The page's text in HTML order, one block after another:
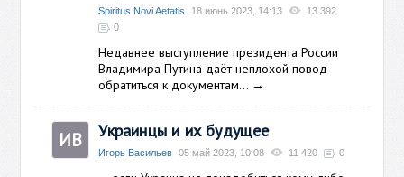
Spiritus Novi Aetatis 18 июнь 2023, 14:13
13 392
0
Недавнее выступление президента России
Владимира Путина даёт неплохой повод
обратиться к документам... →
ИВ Украинцы и их будущее
Игорь Васильев 05 май 2023, 10:08 11 420 0